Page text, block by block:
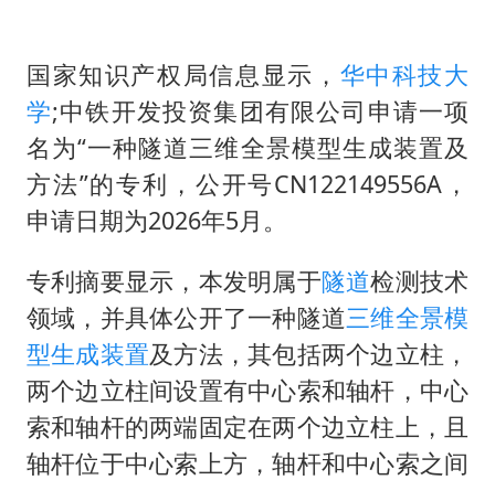
女子发现前夫婚内与第三者育子
以军士兵把枪口对准中国记者
王艺迪2-4不敌张本美和止步4强
《龙餐馆》 冲奖
笔试第一被劝弃考涉事副校长被撤职
上海有出现龙卷潜势
奋力开创中国式现代化建设新局面
国家知识产权局信息显示， 华中科技大
学;中铁开发投资集团有限公司申请一项
名为“一种隧道三维全景模型生成装置及
方法”的专利，公开号CN122149556A，
申请日期为2026年5月。
专利摘要显示，本发明属于隧道检测技术
领域，并具体公开了一种隧道三维全景模
型生成装置及方法，其包括两个边立柱，
两个边立柱间设置有中心索和轴杆，中心
索和轴杆的两端固定在两个边立柱上，且
轴杆位于中心索上方，轴杆和中心索之间